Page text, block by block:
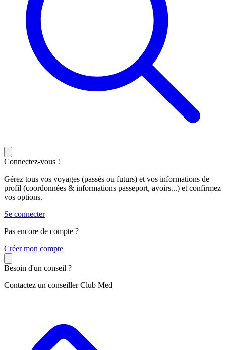
Connectez-vous !
Gérez tous vos voyages (passés ou futurs) et vos informations de
profil (coordonnées & informations passeport, avoirs...) et confirmez
vos options.
Se connecter
Pas encore de compte ?
Créer mon compte
Besoin d'un conseil ?
Contactez un conseiller Club Med